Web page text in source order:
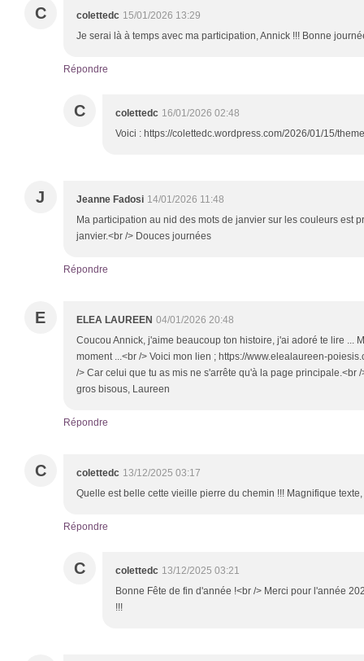
C colettedc 15/01/2026 13:29
Je serai là à temps avec ma participation, Annick !!! Bonne
Répondre
C colettedc 16/01/2026 02:48
Voici : https://colettedc.wordpress.com/2026/01/15/
J Jeanne Fadosi 14/01/2026 11:48
Ma participation au nid des mots de janvier sur les couleurs est
janvier.<br /> Douces journées
Répondre
E ELEA LAUREEN 04/01/2026 20:48
Coucou Annick, j'aime beaucoup ton histoire, j'ai adoré te lire ...
moment ...<br /> Voici mon lien ; https://www.elealaureen-
/> Car celui que tu as mis ne s'arrête qu'à la page principale.<br
gros bisous, Laureen
Répondre
C colettedc 13/12/2025 03:17
Quelle est belle cette vieille pierre du chemin !!! Magnifique texte,
Répondre
C colettedc 13/12/2025 03:21
Bonne Fête de fin d'année !<br /> Merci pour l'année
!!!